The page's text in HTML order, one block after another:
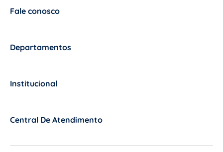
Fale conosco
Departamentos
Institucional
Central De Atendimento